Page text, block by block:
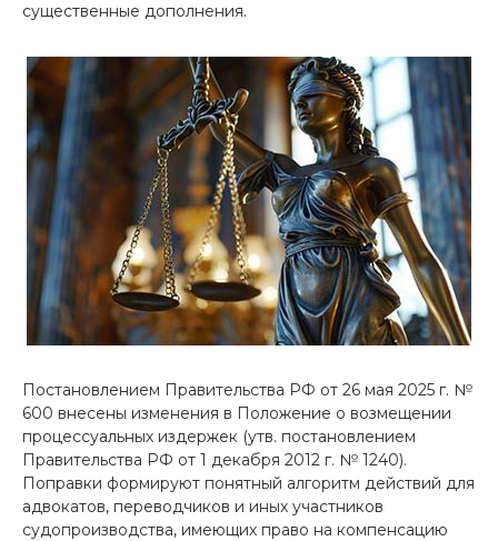
существенные дополнения.
Постановлением Правительства РФ от 26 мая 2025 г. №
600 внесены изменения в Положение о возмещении
процессуальных издержек (утв. постановлением
Правительства РФ от 1 декабря 2012 г. № 1240).
Поправки формируют понятный алгоритм действий для
адвокатов, переводчиков и иных участников
судопроизводства, имеющих право на компенсацию